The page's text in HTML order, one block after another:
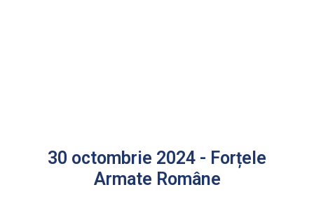
30 octombrie 2024 - Forțele
Armate Române